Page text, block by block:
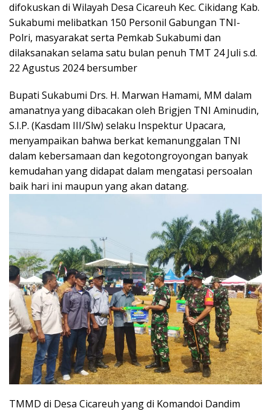
difokuskan di Wilayah Desa Cicareuh Kec. Cikidang Kab.
Sukabumi melibatkan 150 Personil Gabungan TNI-
Polri, masyarakat serta Pemkab Sukabumi dan
dilaksanakan selama satu bulan penuh TMT 24 Juli s.d.
22 Agustus 2024 bersumber
Bupati Sukabumi Drs. H. Marwan Hamami, MM dalam
amanatnya yang dibacakan oleh Brigjen TNI Aminudin,
S.I.P. (Kasdam III/Slw) selaku Inspektur Upacara,
menyampaikan bahwa berkat kemanunggalan TNI
dalam kebersamaan dan kegotongroyongan banyak
kemudahan yang didapat dalam mengatasi persoalan
baik hari ini maupun yang akan datang.
TMMD di Desa Cicareuh yang di Komandoi Dandim